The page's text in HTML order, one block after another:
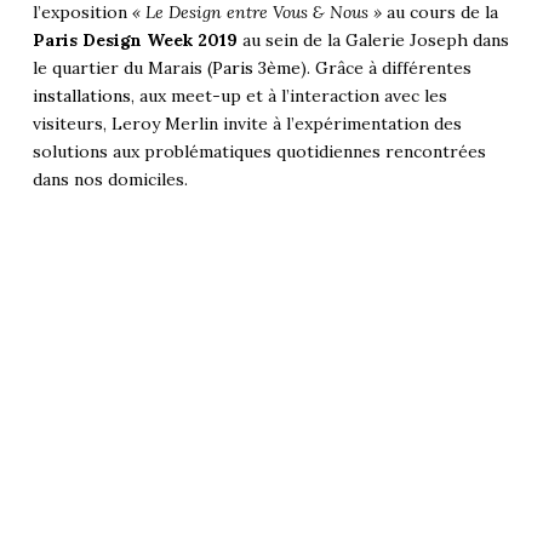
l’exposition « Le Design entre Vous & Nous »au cours de la
Paris Design Week 2019 au sein de la Galerie Joseph dans
le quartier du Marais (Paris 3ème). Grâce à différentes
installations, aux meet-up et à l’interaction avec les
visiteurs, Leroy Merlin invite à l’expérimentation des
solutions aux problématiques quotidiennes rencontrées
dans nos domiciles.